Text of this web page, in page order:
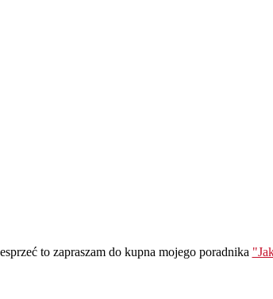
to zapraszam do kupna mojego poradnika